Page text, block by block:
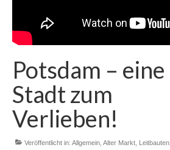
Links
Blog
Kontakt
Potsdam – eine
Stadt zum
Verlieben!
Veröffentlicht in: Allgemein Alter Markt Leitbauten